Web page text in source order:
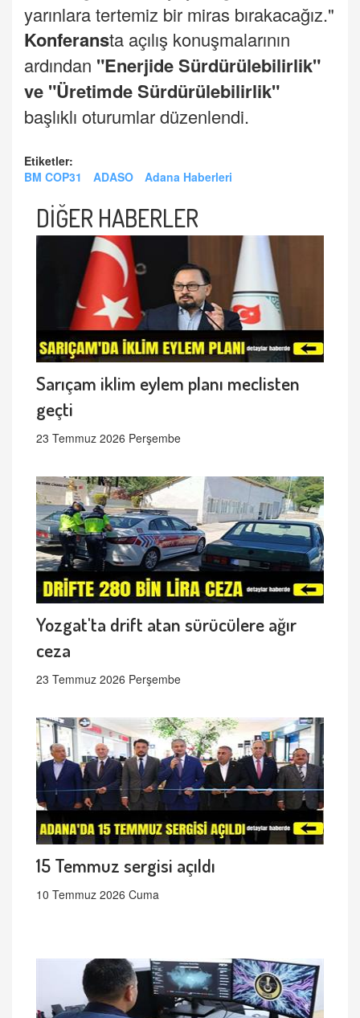
yarınlara tertemiz bir miras bırakacağız."
Konferansta açılış konuşmalarının
ardından "Enerjide Sürdürülebilirlik"
ve "Üretimde Sürdürülebilirlik"
başlıklı oturumlar düzenlendi.
Etiketler:
BM COP31
ADASO Adana Haberleri
DİĞER HABERLER
Sarıçam iklim eylem planı meclisten
geçti
23 Temmuz 2026 Perşembe
Yozgat'ta drift atan sürücülere ağır
ceza
23 Temmuz 2026 Perşembe
15 Temmuz sergisi açıldı
10 Temmuz 2026 Cuma